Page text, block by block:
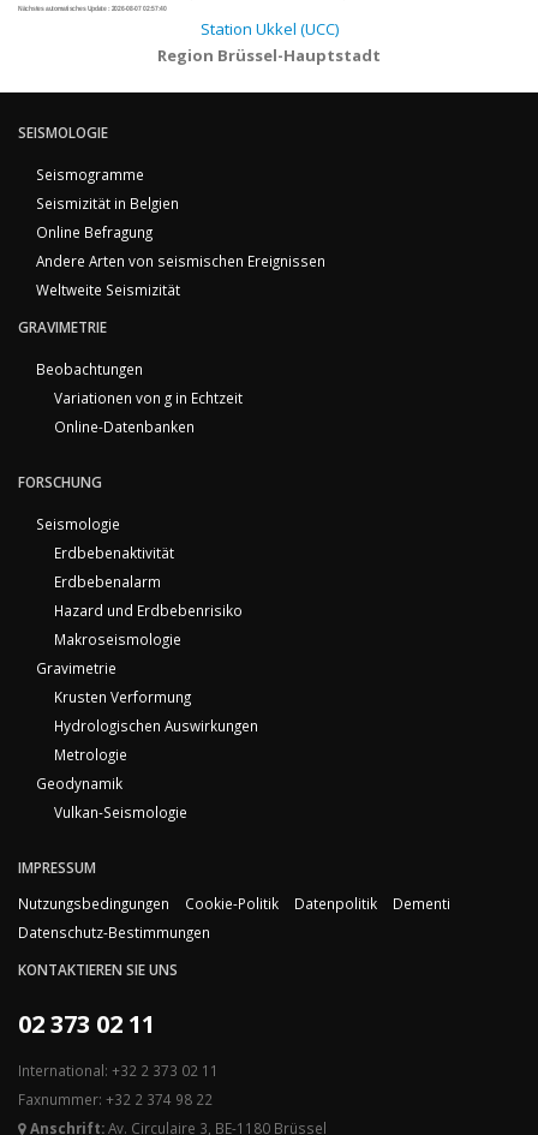
Nächstes automatisches Update : 2026-08-07 02:57:40
Station Ukkel (UCC)
Region Brüssel-Hauptstadt
SEISMOLOGIE
Seismogramme
Seismizität in Belgien
Online Befragung
Andere Arten von seismischen Ereignissen
Weltweite Seismizität
GRAVIMETRIE
Beobachtungen
Variationen von g in Echtzeit
Online-Datenbanken
FORSCHUNG
Seismologie
Erdbebenaktivität
Erdbebenalarm
Hazard und Erdbebenrisiko
Makroseismologie
Gravimetrie
Krusten Verformung
Hydrologischen Auswirkungen
Metrologie
Geodynamik
Vulkan-Seismologie
IMPRESSUM
Nutzungsbedingungen
Cookie-Politik Datenpolitik
Dementi
Datenschutz-Bestimmungen
KONTAKTIEREN SIE UNS
02 373 02 11
International: +32 2 373 02 11
Faxnummer: +32 2 374 98 22
Anschrift:Av. Circulaire 3, BE-1180 Brüssel